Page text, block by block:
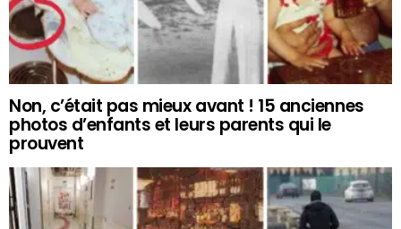
Non, c’était pas mieux avant ! 15 anciennes
photos d’enfants et leurs parents qui le
prouvent